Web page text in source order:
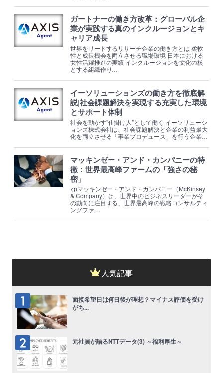
ガートナーの働き方改革：グローバル企
業が実践する真のインクルージョンとキ
ャリア成長
世界をリードするリサーチ企業の働き方とは 柔軟
性と成長機会を両立させる職場環境 日本における
女性活躍推進の実績 インクルージョンを文化の核
とする組織作り…
イーソリューションズの働き方を徹底解
説|社会課題解決を実現する充実した環境
とサポート体制
社会を動かす”仕掛け人”として働く イーソリューシ
ョンズ株式会社は、社会課題解決と企業の利益最大
化を両立させる「事業プロデュース」を行う企業…
マッキンゼー・アンド・カンパニーの特
徴：世界最高峰ファームの「強さの秘
密」
<pマッキンゼー・アンド・カンパニー（McKinsey
& Company）は、世界中のビジネスリーダーがそ
の動向に注目する、世界最高峰の戦略コンサルティ
ングファ…
人気記事
面接希望日は何日後が理想？マイナス評価を受け
がち...
元社員が語るNTTデータ(3) ～福利厚生～